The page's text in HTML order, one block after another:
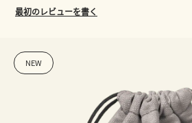
最初のレビューを書く
NEW